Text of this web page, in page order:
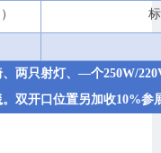
两只射灯、 —个250W/
。双开口位置另加收10%参